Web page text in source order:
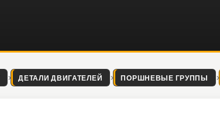
ДЕТАЛИ ДВИГАТЕЛЕЙ ПОРШНЕВЫЕ ГРУППЫ